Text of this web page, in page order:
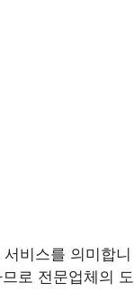
비스를 의미합니
로 전문업체의 도